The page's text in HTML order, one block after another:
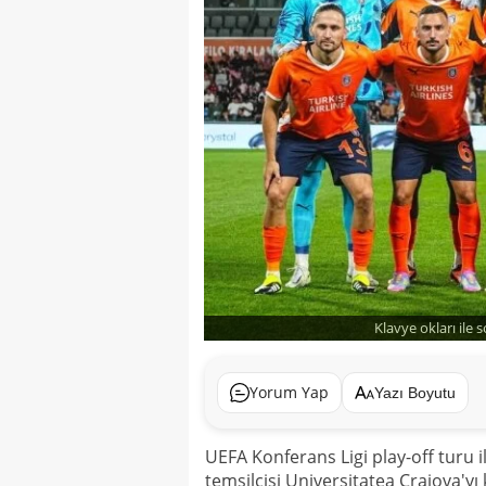
Klavye okları ile
Yorum Yap Yazı Boyutu
UEFA Konferans Ligi play-off turu
temsilcisi Universitatea Craiova'yı